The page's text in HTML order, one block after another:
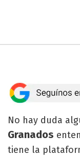
No hay duda
Granados
tiene la